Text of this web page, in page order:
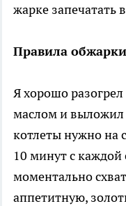
жарке запечатать
Правила
Я хорошо
маслом и выложил
котлеты нужно на
10 минут с
моментально
аппетитную,